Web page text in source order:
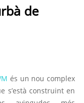
de
és un nou complex
s’està construint en